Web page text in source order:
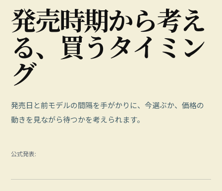
発売時期から考え
る、 買うタイ ミ ン
グ
発売日と前モデルの間隔を手がかりに、今選ぶか、価格の
動きを見ながら待つかを考えられます。
公式発表: